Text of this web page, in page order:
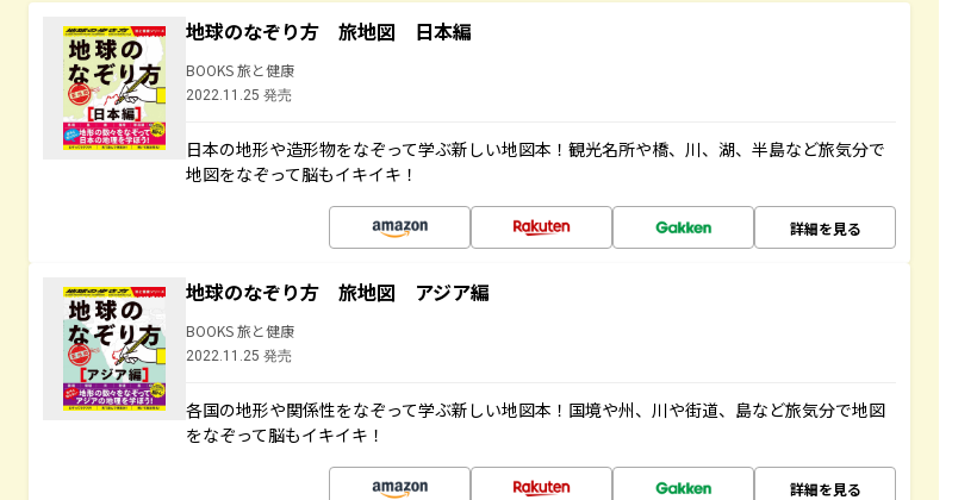
地球のなぞり方 旅地図 日本編
BOOKS 旅と健康
2022.11.25 発売
日本の地形や造形物をなぞって学ぶ新しい地図本！観光名所や橋、川、湖、半島など旅気分で
地図をなぞって脳もイキイキ！
詳細を見る
地球のなぞり方 旅地図 アジア編
BOOKS 旅と健康
2022.11.25 発売
各国の地形や関係性をなぞって学ぶ新しい地図本！国境や州、川や街道、島など旅気分で地図
をなぞって脳もイキイキ！
詳細を見る